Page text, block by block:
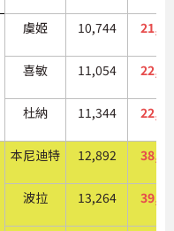
虞姬 10,744
喜敏 11,054
杜納 11,344
本尼迪特 12,892
波拉 13,264